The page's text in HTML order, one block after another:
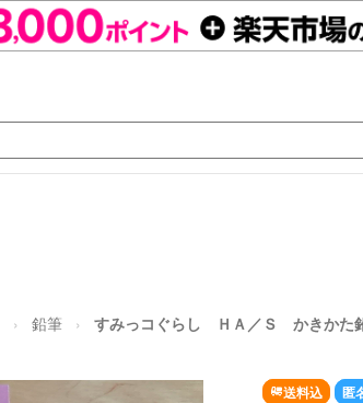
鉛筆 すみっコぐらし ＨＡ／Ｓ かきかた
送料込 匿